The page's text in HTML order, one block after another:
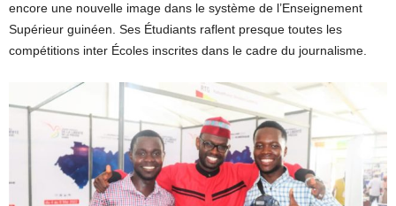
encore une nouvelle image dans le système de l’Enseignement
Supérieur guinéen. Ses Étudiants raflent presque toutes les
compétitions inter Écoles inscrites dans le cadre du journalisme.